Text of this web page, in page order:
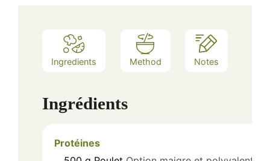
Ingredients Method Notes
Ingrédients
Protéines